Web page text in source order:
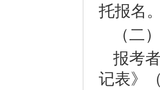
托报名
（二
报考
记表》